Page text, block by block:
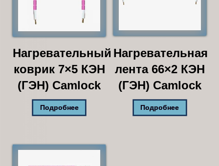
Нагревательный
коврик 7×5 КЭН
(ГЭН) Camlock
Подробнее
Нагревательная
лента 66×2 КЭН
(ГЭН) Camlock
Подробнее